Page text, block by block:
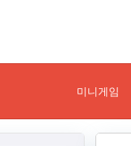
미니게임